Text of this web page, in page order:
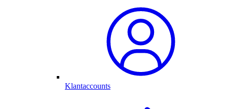
Klantaccounts